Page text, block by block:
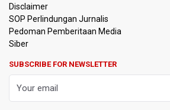
Dongkrak Optimisme Pasar, Ekonom
Masih Selektif
Anggota DPR Desak Polisi Usut
Amnesty International Kecam
Disclaimer
SOP Perlindungan Jurnalis
Pedoman Pemberitaan Media
Siber
SUBSCRIBE FOR NEWSLETTER